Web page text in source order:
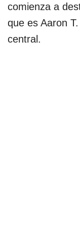
comienza a
que es Aaron
central.